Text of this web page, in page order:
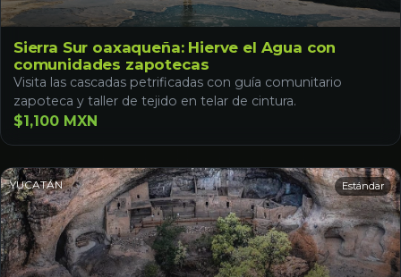
Sierra Sur oaxaqueña: Hierve el Agua con
comunidades zapotecas
Visita las cascadas petrificadas con guía comunitario
zapoteca y taller de tejido en telar de cintura.
$1,100 MXN
YUCATÁN Estándar